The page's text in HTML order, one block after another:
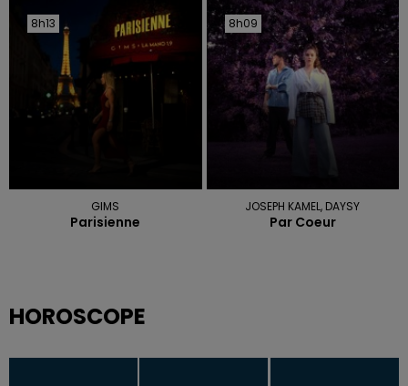
8h13
8h13
GIMS
Parisienne
8h09
8h09
JOSEPH KAMEL, DAYSY
Par Coeur
HOROSCOPE